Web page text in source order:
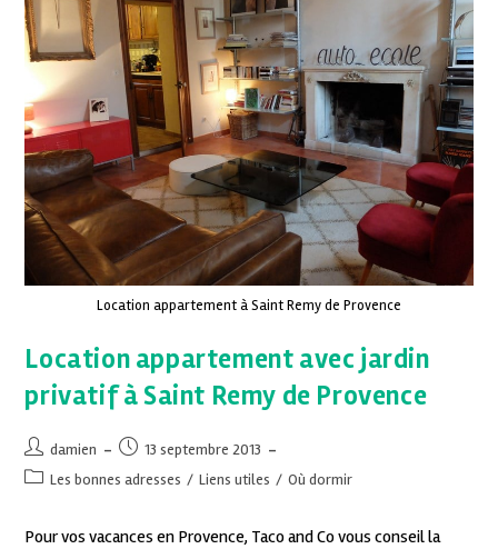
Location appartement à Saint Remy de Provence
Location appartement avec jardin
privatif à Saint Remy de Provence
damien
13 septembre 2013
Les bonnes adresses / Liens utiles / Où dormir
Pour vos vacances en Provence, Taco and Co vous conseil la